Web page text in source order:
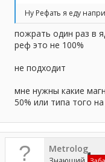
Ну Рефать я еду
пожрать один раз в
реф это не 100%
не подходит
мне нужны какие
50% или типа того
Metrolog